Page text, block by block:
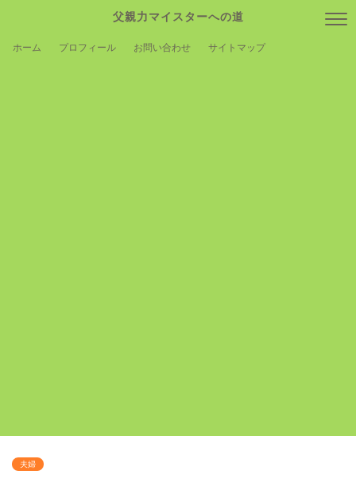
父親力マイスターへの道
ホーム プロフィール お問い合わせ サイトマップ
夫婦